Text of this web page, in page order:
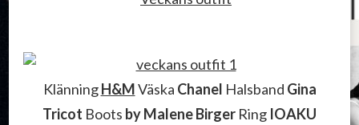
KlänningH&MVäska Chanel Halsband Gina
Tricot Boots by Malene Birger Ring IOAKU